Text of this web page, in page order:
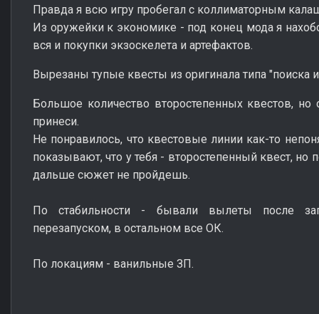
Правда я всю игру пробегал с коллиматорным
Из оружейки к экономике - под конец мода я
вся и покупки экзоскелета и артефактов.
Вырезаны тупые квесты из оригинала типа "поиска
Большое количество второстепенных квестов,
принеси.
Не понравилось, что квестовые линии как-то
показывают, что у тебя - второстепенный квест, но
дальше сюжет не пройдешь.
По стабильности - бывали вылеты после
перезапуском, в остальном все ОК.
По локациям - ванильные ЗП.